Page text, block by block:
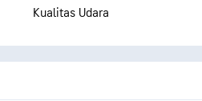
Kualitas Udara